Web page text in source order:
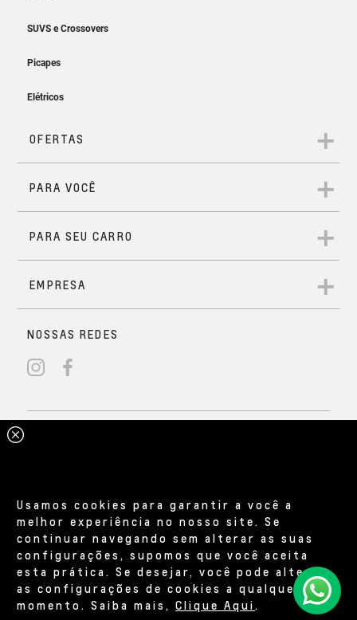
Usamos cookies para garantir a você a
melhor experiência no nosso site. Se
continuar navegando sem alterar as suas
configurações, supomos que você aceita
esta prática. Se desejar, você pode alterar
as configurações de cookies a qualquer
momento. Saiba mais,Clique Aqui.